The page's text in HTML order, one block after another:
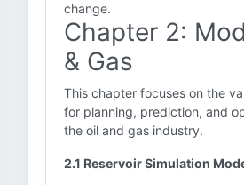
change.
Chapter 2:
& Gas
This chapter focuses on the
for planning, prediction, and
the oil and gas industry.
2.1 Reservoir Simulation